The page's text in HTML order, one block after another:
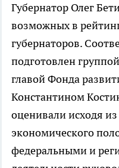
Губернатор Олег
возможных в
губернаторов.
подготовлен
главой Фонда
Константином
оценивали исходя
экономического
федеральными и